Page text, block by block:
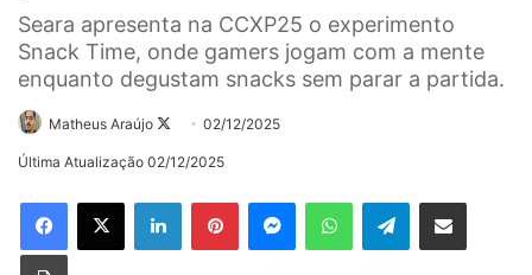
Seara apresenta na CCXP25 o experimento
Snack Time, onde gamers jogam com a mente
enquanto degustam snacks sem parar a partida.
Matheus Araújo
Follow02/12/2025
Última Atualização 02/12/2025
LinkedinPinterestMessengerWhatsAppTelegramCompartilhar via e-mail
Imprimir